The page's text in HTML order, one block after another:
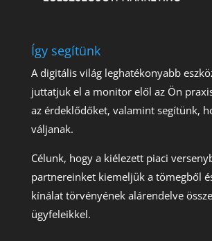
Így segítünk
A digitális világ leghatékonyabb
juttatjuk el a monitor elől az Ön
az érdeklődőket, valamint segítünk,
váljanak.
Célunk, hogy a kiélezett piaci
partnereinket kiemeljük a tömegből
kínálat törvényének alárendelve
ügyfeleikkel.